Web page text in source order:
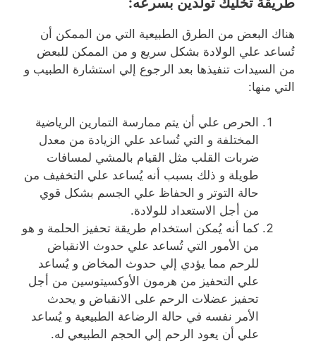
هناك البعض من الطرق الطبيعية التي من الممكن أن
تُساعد علي الولادة بشكل سريع و من الممكن للبعض
من السيدات تنفيذها بعد الرجوع إلي استشارة الطبيب و
التي منها:
الحرص علي أن يتم ممارسة التمارين الرياضية
المختلفة و التي تُساعد علي الزيادة من معدل
ضربات القلب مثل القيام بالمشي لمسافات
طويلة و ذلك بسبب أنه يُساعد علي التخفيف من
حالة التوتر و الحفاظ علي الجسم بشكل قوي
من أجل الاستعداد للولادة.
كما أنه يُمكن استخدام طريقة تحفيز الحلمة و هو
من الأمور التي تُساعد علي حدوث الانقباض
للرحم مما يؤدي إلي حدوث المخاض و يُساعد
علي التحفيز من هرمون الأوكسيتوسين من أجل
تحفيز عضلات الرحم على الانقباض و يحدث
الأمر نفسه في حالة الرضاعة الطبيعية و يُساعد
علي أن يعود الرحم إلي الحجم الطبيعي له.